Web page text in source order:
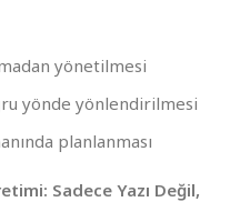
yönetilmesi
yönde yönlendirilmesi
planlanması
Sadece Yazı Değil,